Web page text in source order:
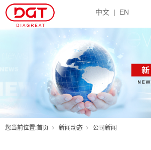
中文 | EN
您当前位置:首页 新闻动态 公司新闻